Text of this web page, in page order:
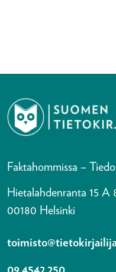
Faktahommissa –
Hietalahdenranta 15 A
00180 Helsinki